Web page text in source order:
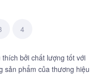
4
bởi chất lượng tốt với
sản phẩm của thương hiệu